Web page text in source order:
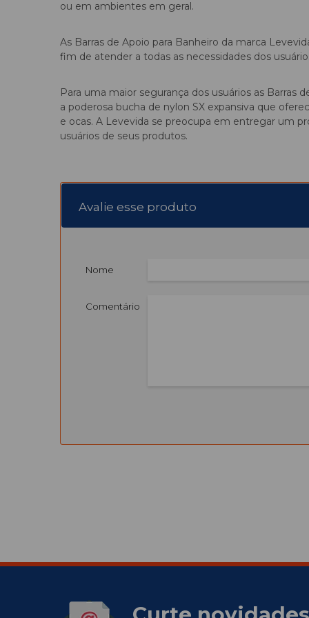
ou em ambientes em geral.
As Barras de Apoio para Banheiro da marca
fim de atender a todas as necessidades dos
Para uma maior segurança dos usuários as Barras
a poderosa bucha de nylon SX expansiva que
e ocas. A Levevida se preocupa em entregar um
usuários de seus produtos.
Avalie esse produto
Nome
Comentário